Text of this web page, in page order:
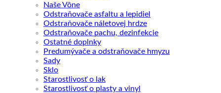
Naše Vône
Odstraňovače asfaltu a lepidiel
Odstraňovače náletovej hrdze
Odstraňovače pachu, dezinfekcie
Ostatné doplnky
Predumývače a odstraňovače hmyzu
Sady
Sklo
Starostlivosť o lak
Starostlivosť o plasty a vinyl